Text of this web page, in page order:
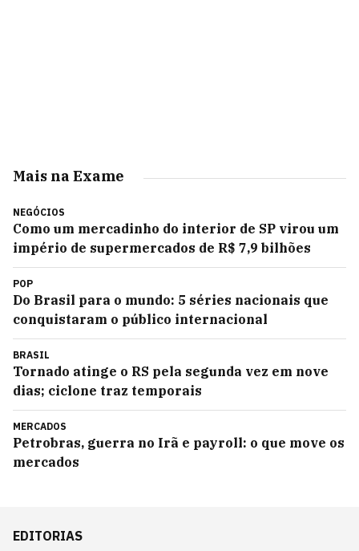
Mais na Exame
NEGÓCIOS
Como um mercadinho do interior de SP virou um
império de supermercados de R$ 7,9 bilhões
POP
Do Brasil para o mundo: 5 séries nacionais que
conquistaram o público internacional
BRASIL
Tornado atinge o RS pela segunda vez em nove
dias; ciclone traz temporais
MERCADOS
Petrobras, guerra no Irã e payroll: o que move os
mercados
EDITORIAS